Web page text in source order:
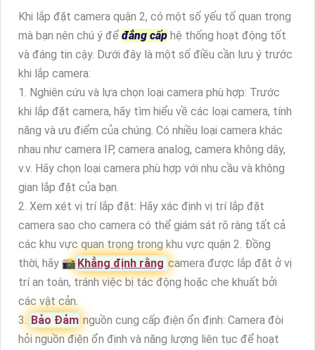
Khi lắp đặt camera quận 2, có một số yếu tố quan trọng
mà bạn nên chú ý để đẳng cấp hệ thống hoạt động tốt
và đáng tin cậy. Dưới đây là một số điều cần lưu ý trước
khi lắp camera:
1. Nghiên cứu và lựa chọn loại camera phù hợp: Trước
khi lắp đặt camera, hãy tìm hiểu về các loại camera, tính
năng và ưu điểm của chúng. Có nhiều loại camera khác
nhau như camera IP, camera analog, camera không dây,
v.v. Hãy chọn loại camera phù hợp với nhu cầu và không
gian lắp đặt của bạn.
2. Xem xét vị trí lắp đặt: Hãy xác định vị trí lắp đặt
camera sao cho camera có thể giám sát rõ ràng tất cả
các khu vực quan trọng trong khu vực quận 2. Đồng
thời, hãy 📸 Khẳng định rằng camera được lắp đặt ở vị
trí an toàn, tránh việc bị tác động hoặc che khuất bởi
các vật cản.
3. Bảo Đảm nguồn cung cấp điện ổn định: Camera đòi
hỏi nguồn điện ổn định và năng lượng liên tục để hoạt